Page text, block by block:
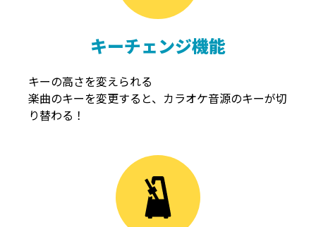
キーチェンジ機能
キーの高さを変えられる
楽曲のキーを変更すると、カラオケ音源のキーが切
り替わる！